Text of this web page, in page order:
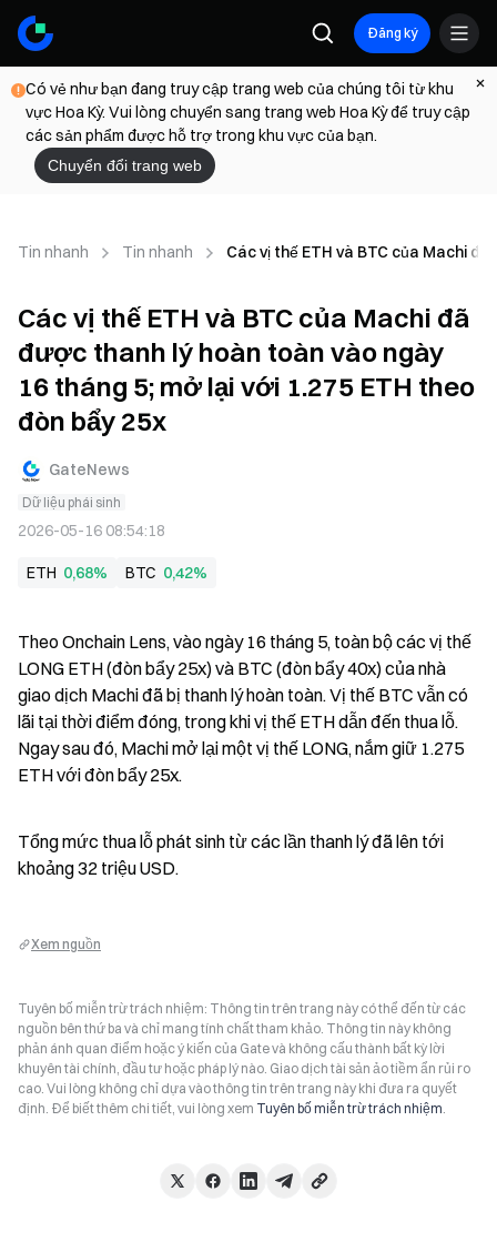
Đăng ký
Có vẻ như bạn đang truy cập trang web của chúng tôi từ khu
vực Hoa Kỳ. Vui lòng chuyển sang trang web Hoa Kỳ để truy cập
các sản phẩm được hỗ trợ trong khu vực của bạn.
Chuyển đổi trang web
Tin nhanh Tin nhanh Các vị thế ETH và BTC của Machi
Các vị thế ETH và BTC của Machi đã
được thanh lý hoàn toàn vào ngày
16 tháng 5; mở lại với 1.275 ETH theo
đòn bẩy 25x
GateNews
Dữ liệu phái sinh
2026-05-16 08:54:18
ETH 0,68% BTC 0,42%
Theo Onchain Lens, vào ngày 16 tháng 5, toàn bộ các vị thế
LONG ETH (đòn bẩy 25x) và BTC (đòn bẩy 40x) của nhà
giao dịch Machi đã bị thanh lý hoàn toàn. Vị thế BTC vẫn có
lãi tại thời điểm đóng, trong khi vị thế ETH dẫn đến thua lỗ.
Ngay sau đó, Machi mở lại một vị thế LONG, nắm giữ 1.275
ETH với đòn bẩy 25x.
Tổng mức thua lỗ phát sinh từ các lần thanh lý đã lên tới
khoảng 32 triệu USD.
Xem nguồn
Tuyên bố miễn trừ trách nhiệm: Thông tin trên trang này có thể đến từ các
nguồn bên thứ ba và chỉ mang tính chất tham khảo. Thông tin này không
phản ánh quan điểm hoặc ý kiến của Gate và không cấu thành bất kỳ lời
khuyên tài chính, đầu tư hoặc pháp lý nào. Giao dịch tài sản ảo tiềm ẩn rủi ro
cao. Vui lòng không chỉ dựa vào thông tin trên trang này khi đưa ra quyết
định. Để biết thêm chi tiết, vui lòng xem Tuyên bố miễn trừ trách nhiệm.